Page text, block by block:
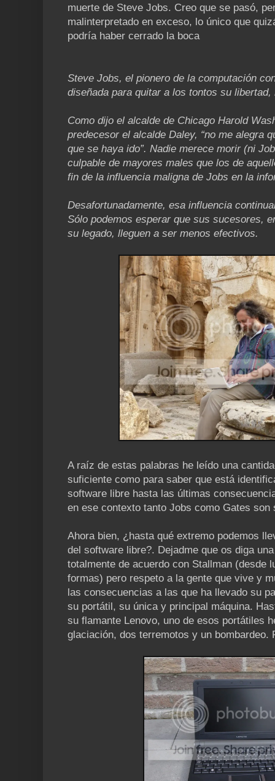
muerte de Steve Jobs. Creo que se pasó,
malinterpretado en exceso, lo único que
podría haber cerrado la boca
Steve Jobs, el pionero de la computación
diseñada para quitar a los tontos su libertad,
Como dijo el alcalde de Chicago Harold
predecesor el alcalde Daley, “no me alegra
que se haya ido”. Nadie merece morir (ni
culpable de mayores males que los de
fin de la influencia maligna de Jobs en la
Desafortunadamente, esa influencia
Sólo podemos esperar que sus sucesores,
su legado, lleguen a ser menos efectivos.
A raíz de estas palabras he leído una
suficiente como para saber que está
software libre hasta las últimas
en ese contexto tanto Jobs como Gates son
Ahora bien, ¿hasta qué extremo podemos
del software libre?. Dejadme que os diga
totalmente de acuerdo con Stallman (desde
formas) pero respeto a la gente que vive y
las consecuencias a las que ha llevado su
su portátil, su única y principal máquina.
su flamante Lenovo, uno de esos portátiles
glaciación, dos terremotos y un bombardeo.